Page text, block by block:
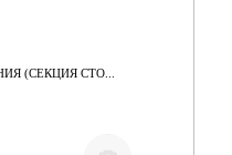
(СЕКЦИЯ СТО...